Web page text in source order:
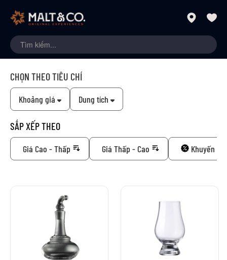
CHỌN THEO TIÊU CHÍ
Khoảng giá Dung tích
SẮP XẾP THEO
Giá Cao - Thấp Giá Thấp - Cao Khuyến